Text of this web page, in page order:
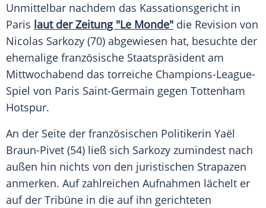
Unmittelbar nachdem das Kassationsgericht in
Paris laut der Zeitung "Le Monde" die Revision von
Nicolas Sarkozy (70) abgewiesen hat, besuchte der
ehemalige französische Staatspräsident am
Mittwochabend das torreiche Champions-League-
Spiel von Paris Saint-Germain gegen Tottenham
Hotspur.
An der Seite der französischen Politikerin Yaël
Braun-Pivet (54) ließ sich Sarkozy zumindest nach
außen hin nichts von den juristischen Strapazen
anmerken. Auf zahlreichen Aufnahmen lächelt er
auf der Tribüne in die auf ihn gerichteten